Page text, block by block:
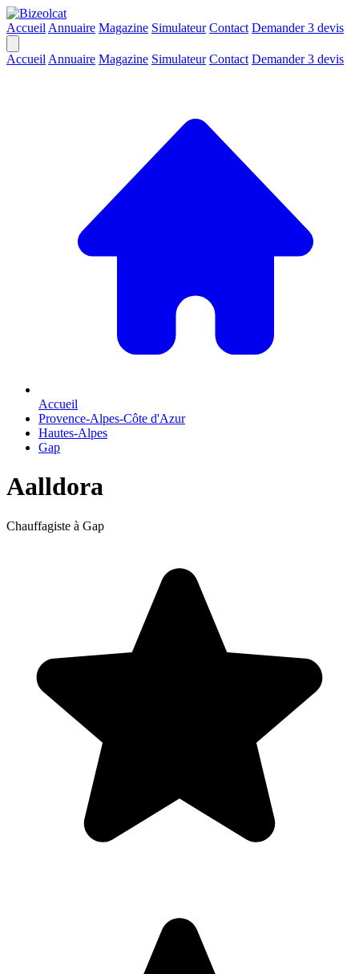
Accueil Annuaire Magazine Simulateur Contact Demander 3 devis
Accueil Annuaire Magazine Simulateur Contact Demander 3 devis
Accueil
Provence-Alpes-Côte d'Azur
Hautes-Alpes
Gap
Aalldora
Chauffagiste à Gap